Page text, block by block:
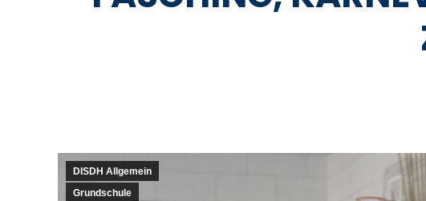
DISDH Allgemein
Grundschule